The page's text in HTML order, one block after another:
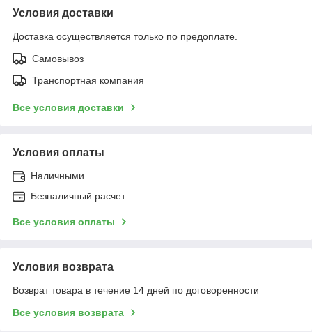
Условия доставки
Доставка осуществляется только по предоплате.
Самовывоз
Транспортная компания
Все условия доставки
Условия оплаты
Наличными
Безналичный расчет
Все условия оплаты
Условия возврата
Возврат товара в течение 14 дней по договоренности
Все условия возврата